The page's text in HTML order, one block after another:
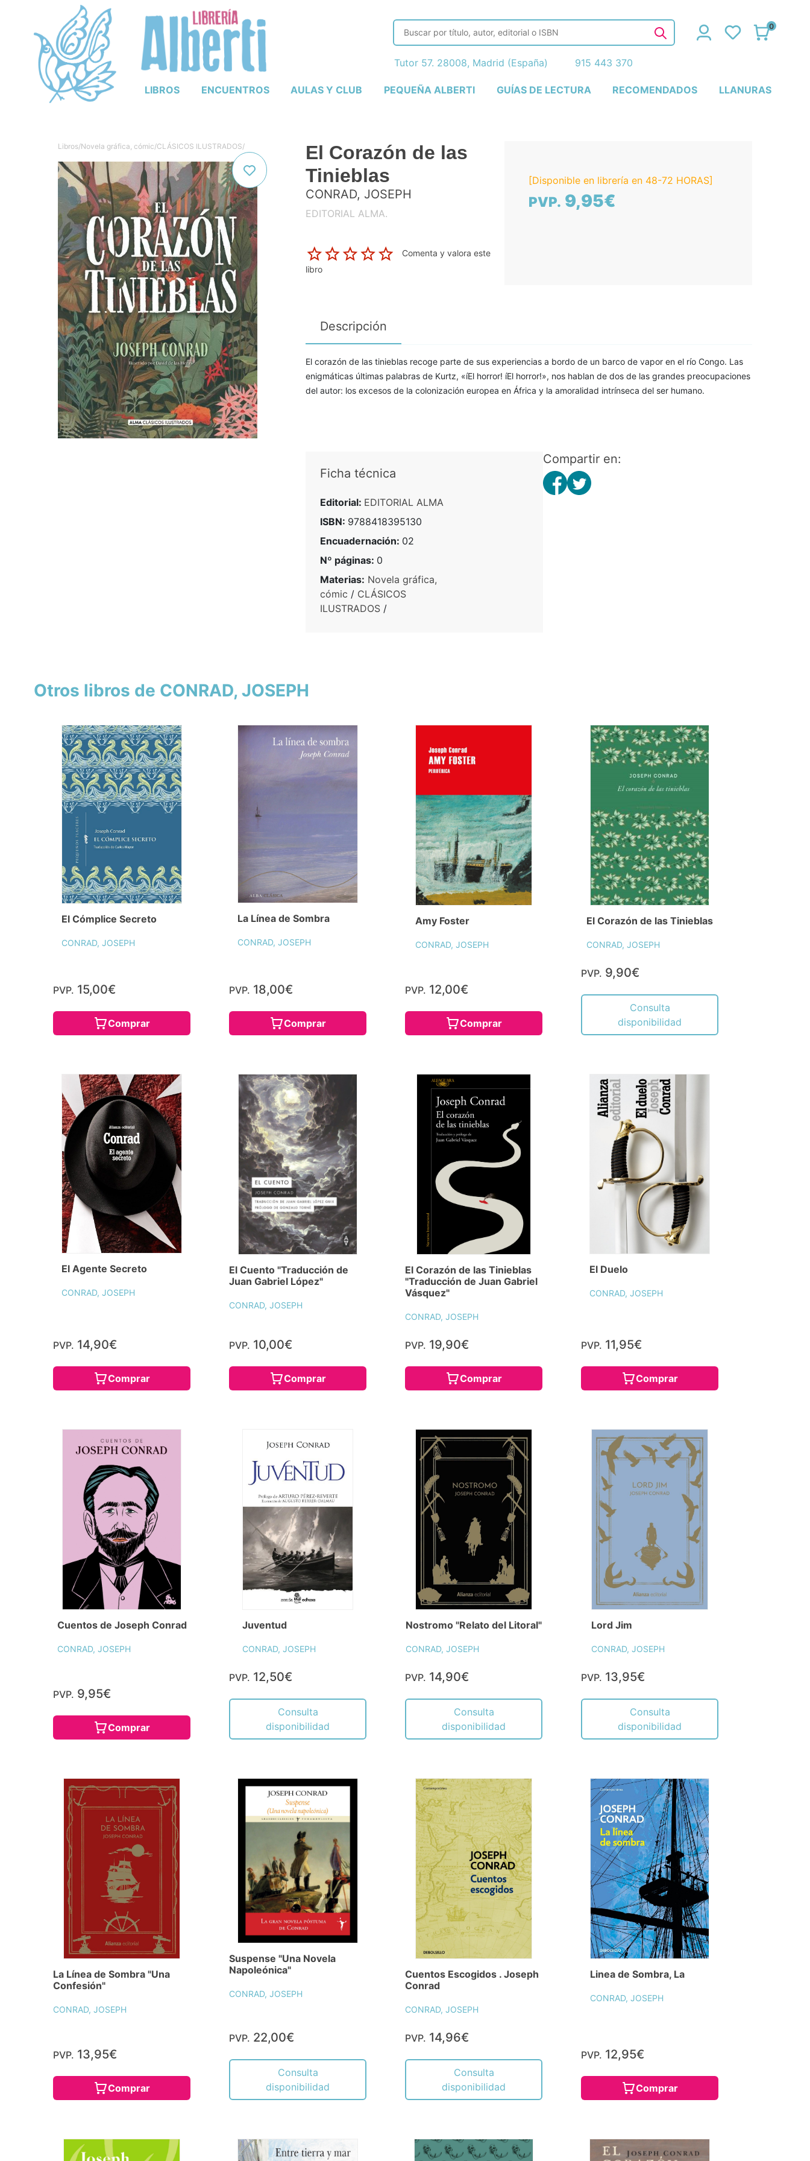
LIBROS ENCUENTROS AULAS Y CLUB PEQUEÑA ALBERTI GUÍAS DE LECTURA RECOMENDADOS LLANURAS
0
Tutor 57. 28008, Madrid (España) 915 443 370
Libros/Novela gráfica, cómic/CLÁSICOS ILUSTRADOS/
El Corazón de las
Tinieblas
CONRAD, JOSEPH
EDITORIAL ALMA.
Comenta y valora este
libro
[Disponible en librería en 48-72 HORAS]
PVP. 9,95€
Descripción
El corazón de las tinieblas recoge parte de sus experiencias a bordo de un barco de vapor en el río Congo. Las
enigmáticas últimas palabras de Kurtz, «íEl horror! íEl horror!», nos hablan de dos de las grandes preocupaciones
del autor: los excesos de la colonización europea en África y la amoralidad intrínseca del ser humano.
Ficha técnica
Editorial: EDITORIAL ALMA
ISBN: 9788418395130
Encuadernación: 02
Nº páginas: 0
Materias: Novela gráfica,
cómic / CLÁSICOS
ILUSTRADOS/
Compartir en:
Otros libros de CONRAD, JOSEPH
El Cómplice Secreto
CONRAD, JOSEPH
PVP. 15,00€
Comprar
La Línea de Sombra
CONRAD, JOSEPH
PVP. 18,00€
Comprar
Amy Foster
CONRAD, JOSEPH
PVP. 12,00€
Comprar
El Corazón de las Tinieblas
CONRAD, JOSEPH
PVP. 9,90€
Consulta
disponibilidad
El Agente Secreto
CONRAD, JOSEPH
PVP. 14,90€
Comprar
El Cuento "Traducción de
Juan Gabriel López"
CONRAD, JOSEPH
PVP. 10,00€
Comprar
El Corazón de las Tinieblas
"Traducción de Juan Gabriel
Vásquez"
CONRAD, JOSEPH
PVP. 19,90€
Comprar
El Duelo
CONRAD, JOSEPH
PVP. 11,95€
Comprar
Cuentos de Joseph Conrad
CONRAD, JOSEPH
PVP. 9,95€
Comprar
Juventud
CONRAD, JOSEPH
PVP. 12,50€
Consulta
disponibilidad
Nostromo "Relato del Litoral"
CONRAD, JOSEPH
PVP. 14,90€
Consulta
disponibilidad
Lord Jim
CONRAD, JOSEPH
PVP. 13,95€
Consulta
disponibilidad
La Línea de Sombra "Una
Confesión"
CONRAD, JOSEPH
PVP. 13,95€
Comprar
Suspense "Una Novela
Napoleónica"
CONRAD, JOSEPH
PVP. 22,00€
Consulta
disponibilidad
Cuentos Escogidos . Joseph
Conrad
CONRAD, JOSEPH
PVP. 14,96€
Consulta
disponibilidad
Linea de Sombra, La
CONRAD, JOSEPH
PVP. 12,95€
Comprar